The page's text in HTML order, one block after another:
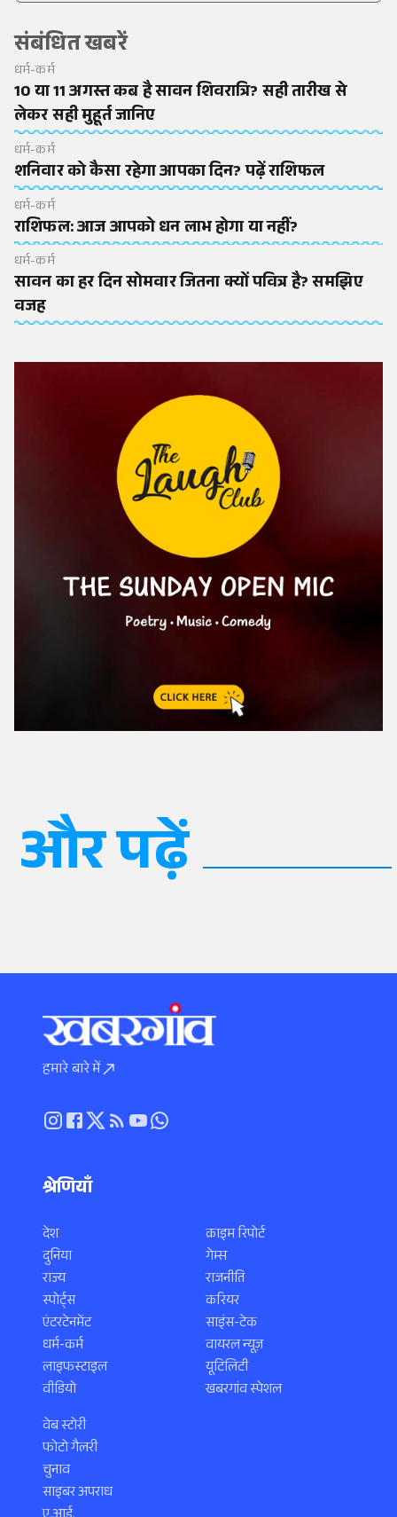
संबंधित खबरें
धर्म-कर्म
10 या 11 अगस्त कब है सावन शिवरात्रि? सही तारीख से
लेकर सही मुहूर्त जानिए
धर्म-कर्म
शनिवार को कैसा रहेगा आपका दिन? पढ़ें राशिफल
धर्म-कर्म
राशिफल: आज आपको धन लाभ होगा या नहीं?
धर्म-कर्म
सावन का हर दिन सोमवार जितना क्यों पवित्र है? समझिए
वजह
और पढ़ें
हमारे बारे में
श्रेणियाँ
देश
दुनिया
राज्य
स्पोर्ट्स
एंटरटेनमेंट
धर्म-कर्म
लाइफस्टाइल
वीडियो
क्राइम रिपोर्ट
गेम्स
राजनीति
करियर
साइंस-टेक
वायरल न्यूज़
यूटिलिटी
खबरगांव स्पेशल
वेब स्टोरी
फोटो गैलरी
चुनाव
साइबर अपराध